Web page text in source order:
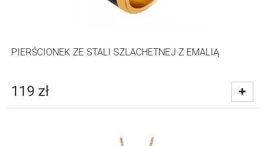
PIERŚCIONEK ZE STALI SZLACHETNEJ Z EMALIĄ
119 zł